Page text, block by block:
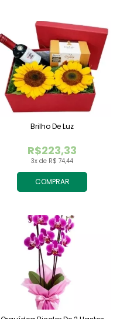
COMPRAR
3x de R$ 74,44
R$223,33
Brilho De Luz